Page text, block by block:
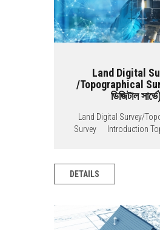
Land Digital
/Topographical
ডিজিটাল
Land Digital Survey/
Survey Introduction
DETAILS